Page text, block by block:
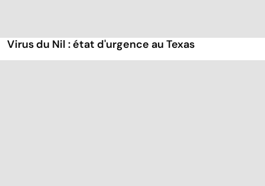
Virus du Nil : état d'urgence au Texas